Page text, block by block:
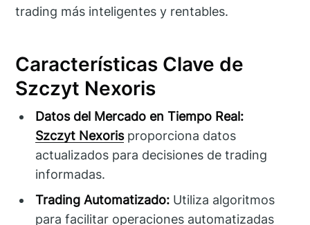
trading más inteligentes y rentables.
Características Clave de
Szczyt Nexoris
Datos del Mercado en Tiempo Real:
Szczyt Nexorisproporciona datos
actualizados para decisiones de trading
informadas.
Trading Automatizado: Utiliza algoritmos
para facilitar operaciones automatizadas